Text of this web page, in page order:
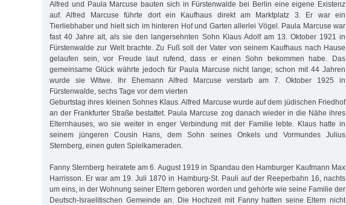
Alfred und Paula Marcuse bauten sich in Fürstenwalde bei Berlin eine eigene Existenz
auf. Alfred Marcuse führte dort ein Kaufhaus direkt am Marktplatz 3. Er war ein
Tierliebhaber und hielt sich im hinteren Hof und Garten allerlei Vögel. Paula Marcuse war
fast 40 Jahre alt, als sie den langersehnten Sohn Klaus Adolf am 13. Oktober 1921 in
Fürstenwalde zur Welt brachte. Zu Fuß soll der Vater von seinem Kaufhaus nach Hause
gelaufen sein, vor Freude laut rufend, dass er einen Sohn bekommen habe. Das
gemeinsame Glück währte jedoch für Paula Marcuse nicht lange; schon mit 44 Jahren
wurde sie Witwe. Ihr Ehemann Alfred Marcuse verstarb am 7. Oktober 1925 in
Fürstenwalde, sechs Tage vor dem vierten
Geburtstag ihres kleinen Sohnes Klaus. Alfred Marcuse wurde auf dem jüdischen Friedhof
an der Frankfurter Straße bestattet. Paula Marcuse zog danach wieder in die Nähe ihres
Elternhauses, wo sie weiter in enger Verbindung mit der Familie lebte. Klaus hatte in
seinem jüngeren Cousin Hans, dem Sohn seines Onkels und Vormundes Julius
Sternberg, einen guten Spielkameraden.
Fanny Sternberg heiratete am 6. August 1919 in Spandau den Hamburger Kaufmann Max
Harrisson. Er war am 19. Juli 1870 in Hamburg-St. Pauli auf der Reeperbahn 16, nachts
um eins, in der Wohnung seiner Eltern geboren worden und gehörte wie seine Familie der
Deutsch-Israelitischen Gemeinde an. Die Hochzeit mit Fanny hatten seine Eltern nicht